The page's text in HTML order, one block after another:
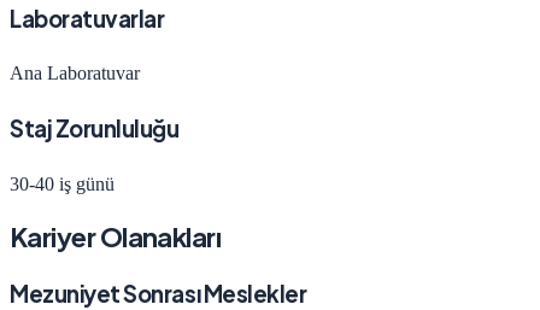
Laboratuvarlar
Ana Laboratuvar
Staj Zorunluluğu
30-40 iş günü
Kariyer Olanakları
Mezuniyet Sonrası Meslekler